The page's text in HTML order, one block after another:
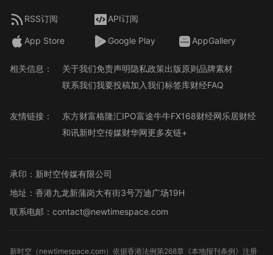
RSS订阅 API订阅
App Store Google Play AppGallery
相关信息： 关于我们免责声明隐私政策出版原则品牌素材
联系我们我要投稿加入我们标签库财经FAQ
友情链接： 东方财富格隆汇IPO富途牛牛FX168财经网乐居财经
和讯新时空传媒财华网更多友链+
承印：新时空传媒有限公司
地址：香港九龙新蒲岗大有街3号万迪广场19H
联系电邮：contact@newtimespace.com
新时空（ newtimespace.com）依据香港法例第268章《本地报刊条例》注册